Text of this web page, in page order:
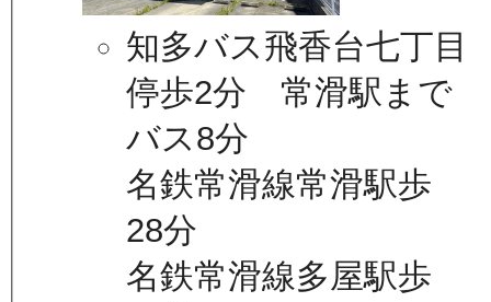
知多バス飛香台七丁目
停歩2分 常滑駅まで
バス8分
名鉄常滑線常滑駅歩
28分
名鉄常滑線多屋駅歩